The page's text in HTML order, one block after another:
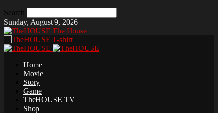
Search
Sunday, August 9, 2026
The House
Home
Movie
Story
Game
TheHOUSE TV
Shop